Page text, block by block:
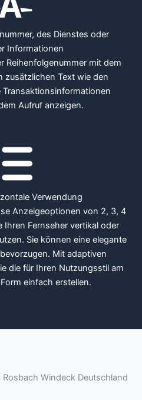
des Dienstes oder
Informationen
Reihenfolgenummer mit dem
zusätzlichen Text wie den
Transaktionsinformationen
Aufruf anzeigen.
Verwendung
Anzeigeoptionen von 2, 3, 4
Ihren Fernseher vertikal oder
Sie können eine elegante
Mit adaptiven
die für Ihren Nutzungsstil am
einfach erstellen.
Windeck Deutschland